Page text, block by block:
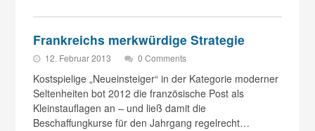
Frankreichs merkwürdige Strategie
12. Februar 2013 0 Comments
Kostspielige „Neueinsteiger“ in der Kategorie moderner
Seltenheiten bot 2012 die französische Post als
Kleinstauflagen an – und ließ damit die
Beschaffungkurse für den Jahrgang regelrecht…